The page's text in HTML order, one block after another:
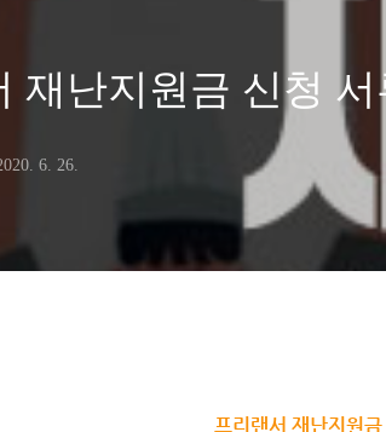
재난지원금 신청 서
6. 26.
프리랜서 재난지원금